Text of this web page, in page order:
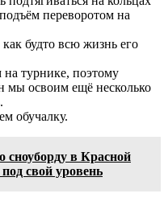
переворотом на
будто всю жизнь его
на турнике, поэтому
мы освоим ещё несколько
обучалку.
сноуборду в Красной
свой уровень